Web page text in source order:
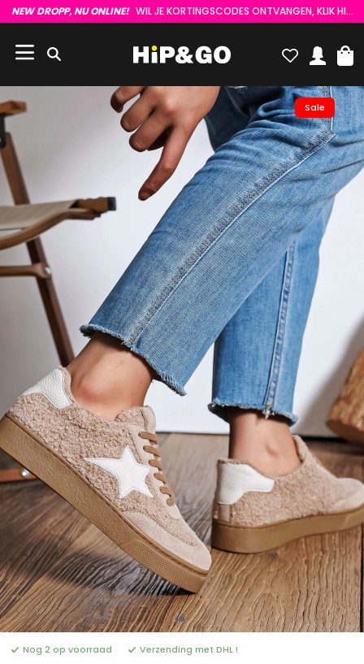
NEW DROPP, NU ONLINE! WIL JE KORTINGSCODES ONTVANGEN, KLIK HIER :)
Sale
Nog 2 op voorraad Verzending met DHL !